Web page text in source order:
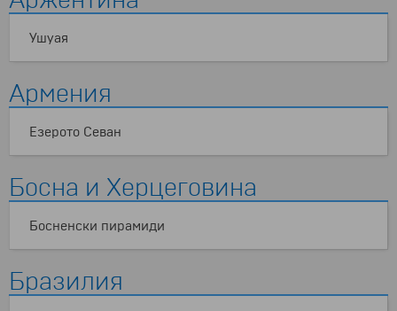
Ушуая
Армения
Езерото Севан
Босна и Херцеговина
Босненски пирамиди
Бразилия